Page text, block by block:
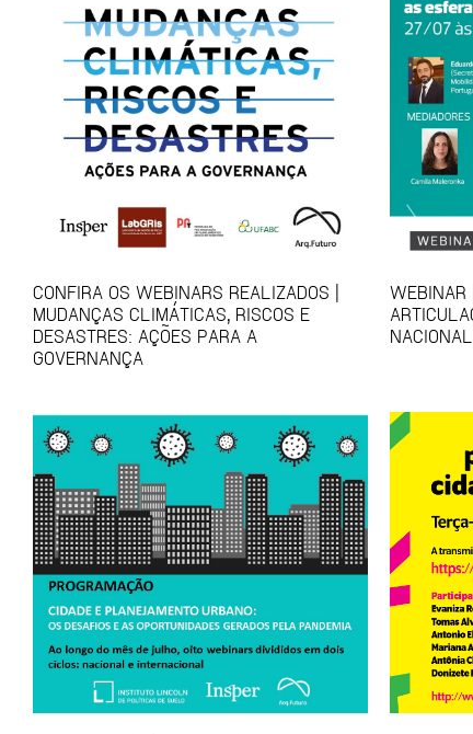
CONFIRA OS WEBINARS REALIZADOS |
MUDANÇAS CLIMÁTICAS, RISCOS E
DESASTRES: AÇÕES PARA A
GOVERNANÇA
WEBINAR